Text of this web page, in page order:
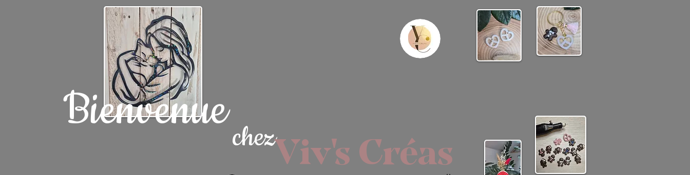
BienvenuechezViv's Créas